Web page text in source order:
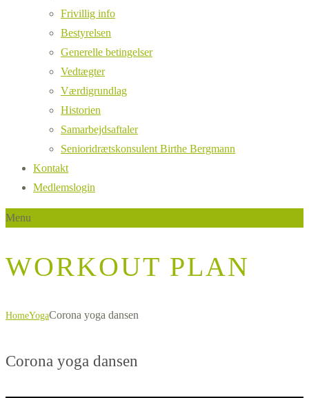
Frivillig info
Bestyrelsen
Generelle betingelser
Vedtægter
Værdigrundlag
Historien
Samarbejdsaftaler
Senioridrætskonsulent Birthe Bergmann
Kontakt
Medlemslogin
Menu
WORKOUT PLAN
HomeYogaCorona yoga dansen
Corona yoga dansen